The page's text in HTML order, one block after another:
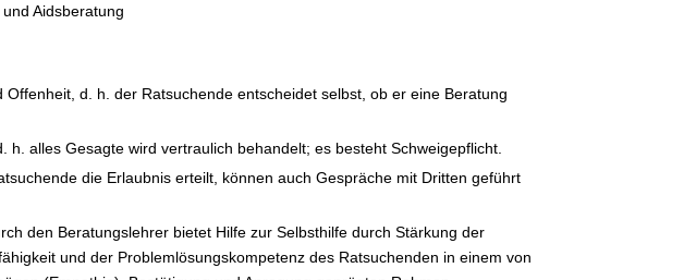
Aidsberatung
Offenheit, d. h. der Ratsuchende entscheidet selbst, ob er eine Beratung
h. alles Gesagte wird vertraulich behandelt; es besteht Schweigepflicht.
die Erlaubnis erteilt, können auch Gespräche mit Dritten geführt
den Beratungslehrer bietet Hilfe zur Selbsthilfe durch Stärkung der
und der Problemlösungskompetenz des Ratsuchenden in einem von